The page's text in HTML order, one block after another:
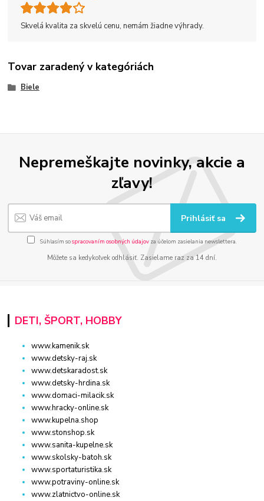
Skvelá kvalita za skvelú cenu, nemám žiadne výhrady.
Tovar zaradený v kategóriách
Biele
Nepremeškajte novinky, akcie a
zľavy!
Prihlásiť sa
Súhlasím sospracovaním osobných údajov za účelom zasielania newslettera.
Môžete sa kedykoľvek odhlásiť. Zasielame raz za 14 dní.
DETI, ŠPORT, HOBBY
www.kamenik.sk
www.detsky-raj.sk
www.detskaradost.sk
www.detsky-hrdina.sk
www.domaci-milacik.sk
www.hracky-online.sk
www.kupelna.shop
www.stonshop.sk
www.sanita-kupelne.sk
www.skolsky-batoh.sk
www.sportaturistika.sk
www.potraviny-online.sk
www.zlatnictvo-online.sk